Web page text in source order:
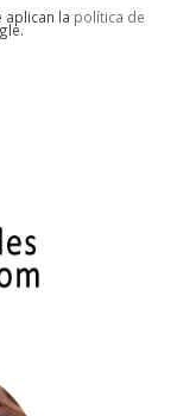
aplican la política de